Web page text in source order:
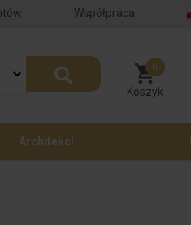
Współpraca
Koszyk
0
Architekci